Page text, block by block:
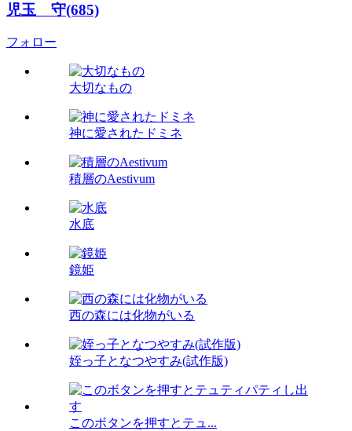
児玉 守(685)
フォロー
大切なもの
神に愛されたドミネ
積層のAestivum
水底
鏡姫
西の森には化物がいる
姪っ子となつやすみ(試作版)
このボタンを押すとテュ...